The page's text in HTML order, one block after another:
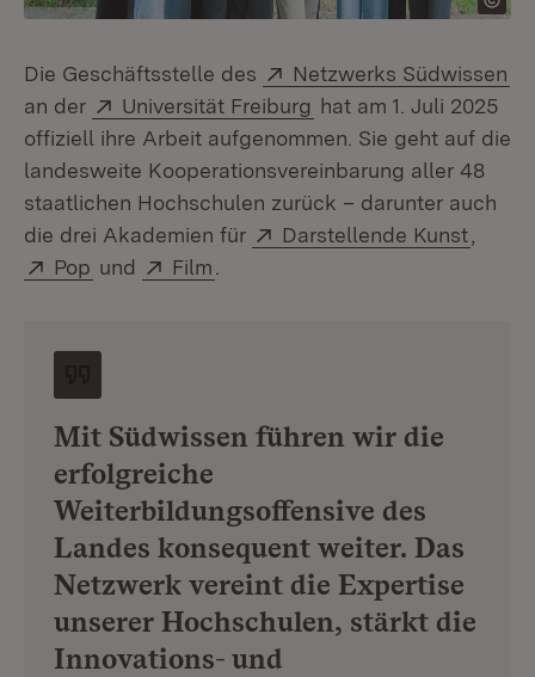
Die Geschäftsstelle des Extern:
Netzwerks Südwissen
an der
Extern:
Universität Freiburg (Öffnet in neuem
hat am 1. Juli 2025
offiziell ihre Arbeit aufgenommen. Sie geht auf die
landesweite Kooperationsvereinbarung aller 48
staatlichen Hochschulen zurück – darunter auch
die drei Akademien für
Extern:
Darstellende Kunst
Extern:
Pop (Öffnet in neuem Fenster)
und Extern:
Film
Mit Südwissen führen wir die
erfolgreiche
Weiterbildungsoffensive des
Landes konsequent weiter. Das
Netzwerk vereint die Expertise
unserer Hochschulen, stärkt die
Innovations- und